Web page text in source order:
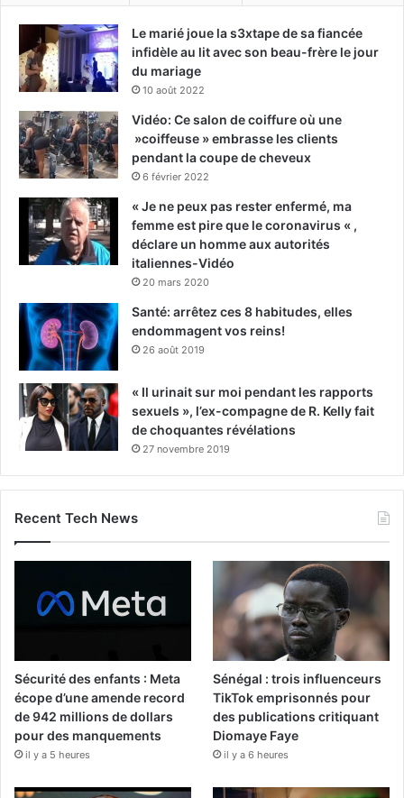
Le marié joue la s3xtape de sa fiancée
infidèle au lit avec son beau-frère le jour
du mariage
10 août 2022
Vidéo: Ce salon de coiffure où une
»coiffeuse » embrasse les clients
pendant la coupe de cheveux
6 février 2022
« Je ne peux pas rester enfermé, ma
femme est pire que le coronavirus « ,
déclare un homme aux autorités
italiennes-Vidéo
20 mars 2020
Santé: arrêtez ces 8 habitudes, elles
endommagent vos reins!
26 août 2019
« Il urinait sur moi pendant les rapports
sexuels », l’ex-compagne de R. Kelly fait
de choquantes révélations
27 novembre 2019
Recent Tech News
Sécurité des enfants : Meta
écope d’une amende record
de 942 millions de dollars
pour des manquements
il y a 5 heures
Sénégal : trois influenceurs
TikTok emprisonnés pour
des publications critiquant
Diomaye Faye
il y a 6 heures